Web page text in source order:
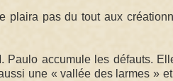
plaira pas du tout aux
Paulo accumule les défauts.
une « vallée des larmes »